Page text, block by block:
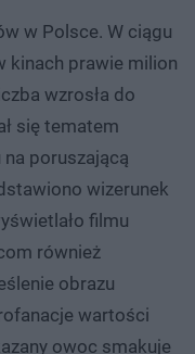
w Polsce. W ciągu
kinach prawie milion
wzrosła do
się tematem
poruszającą
wizerunek
filmu
również
obrazu
wartości
owoc smakuje